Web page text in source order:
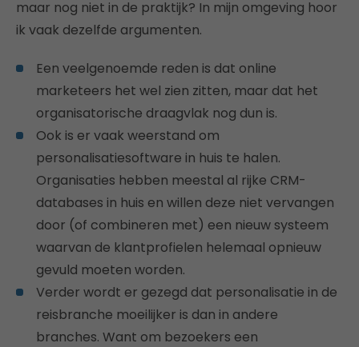
maar nog niet in de praktijk? In mijn omgeving hoor
ik vaak dezelfde argumenten.
Een veelgenoemde reden is dat online
marketeers het wel zien zitten, maar dat het
organisatorische draagvlak nog dun is.
Ook is er vaak weerstand om
personalisatiesoftware in huis te halen.
Organisaties hebben meestal al rijke CRM-
databases in huis en willen deze niet vervangen
door (of combineren met) een nieuw systeem
waarvan de klantprofielen helemaal opnieuw
gevuld moeten worden.
Verder wordt er gezegd dat personalisatie in de
reisbranche moeilijker is dan in andere
branches. Want om bezoekers een